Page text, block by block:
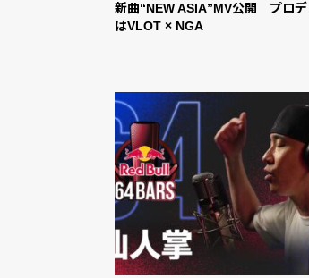
新曲“NEW ASIA”MV公開 プロデ
はVLOT × NGA